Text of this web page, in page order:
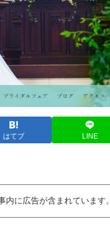
はてブ LINE
内に広告が含まれています。